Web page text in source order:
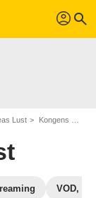
profil search
Lust Kongens Nei : Photo Karl Markovics, Andreas Lust
VOD,